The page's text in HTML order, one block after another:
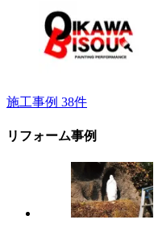
施工事例 38件
リフォーム事例